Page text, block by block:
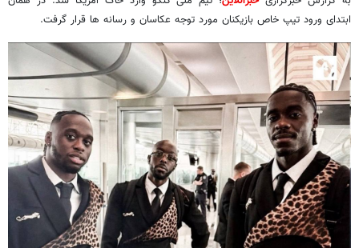
ابتدای ورود تیپ خاص بازیکنان مورد توجه عکاسان و رسانه ها قرار گرفت.